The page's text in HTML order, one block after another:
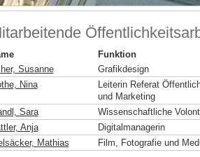
Funktion
Susanne
Grafikdesign
Nina
Leiterin Referat
und Marketing
Sara Wissenschaftliche
Anja
Digitalmanagerin
Mathias
Film, Fotografie und